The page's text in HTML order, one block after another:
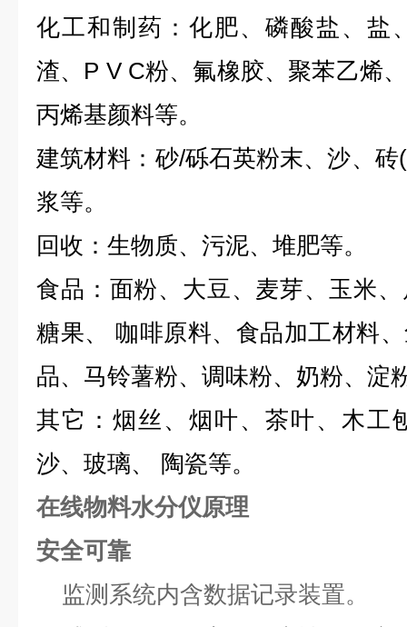
化工和制药：化肥、磷酸盐、盐
渣、P V C粉、氟橡胶、聚苯乙烯
丙烯基颜料等。
建筑材料：砂/砾石英粉末、沙、
浆等。
回收：生物质、污泥、堆肥等。
食品：面粉、大豆、麦芽、玉米
糖果、 咖啡原料、食品加工材料
品、马铃薯粉、调味粉、奶粉、淀
其它：烟丝、烟叶、茶叶、木工
沙、玻璃、 陶瓷等。
在线物料水分仪原理
安全可靠
监测系统内含数据记录装置。